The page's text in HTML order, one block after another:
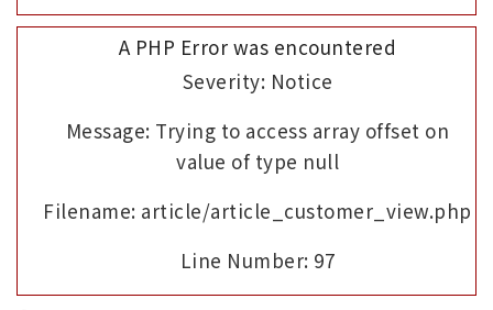
A PHP Error was encountered
Severity: Notice
Message: Trying to access array offset on
value of type null
Filename: article/article_customer_view.php
Line Number: 97